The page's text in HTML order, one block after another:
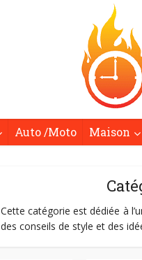
Auto /Moto Maison
Cette catégorie est dédiée à
des conseils de style et des